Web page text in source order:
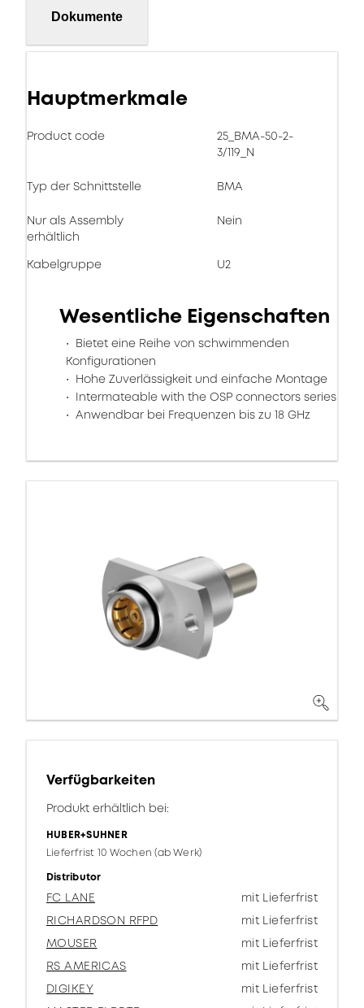
Dokumente
Hauptmerkmale
Product code
25_BMA-50-2-
3/119_N
Typ der Schnittstelle BMA
Nur als Assembly
erhältlich
Nein
Kabelgruppe U2
Wesentliche Eigenschaften
Bietet eine Reihe von schwimmenden
Konfigurationen
Hohe Zuverlässigkeit und einfache Montage
Intermateable with the OSP connectors series
Anwendbar bei Frequenzen bis zu 18 GHz
Verfügbarkeiten
Produkt erhältlich bei:
HUBER+SUHNER
Lieferfrist 10 Wochen (ab Werk)
Distributor
FC LANE
mit Lieferfrist
RICHARDSON RFPD
mit Lieferfrist
MOUSER
mit Lieferfrist
RS AMERICAS
mit Lieferfrist
DIGIKEY
mit Lieferfrist